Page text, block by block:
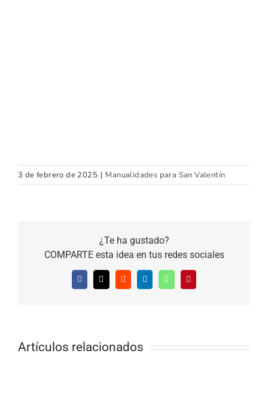
3 de febrero de 2025 | Manualidades para San Valentín
¿Te ha gustado?
COMPARTE esta idea en tus redes sociales
Facebook
X RedditLinkedInWhatsAppPinterest
Artículos relacionados